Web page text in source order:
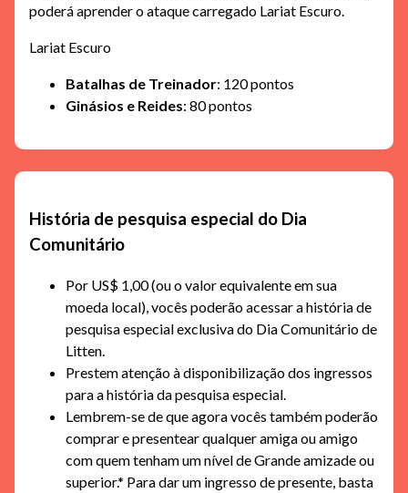
poderá aprender o ataque carregado Lariat Escuro.
Lariat Escuro
Batalhas de Treinador: 120 pontos
Ginásios e Reides: 80 pontos
História de pesquisa especial do Dia
Comunitário
Por US$ 1,00 (ou o valor equivalente em sua
moeda local), vocês poderão acessar a história de
pesquisa especial exclusiva do Dia Comunitário de
Litten.
Prestem atenção à disponibilização dos ingressos
para a história da pesquisa especial.
Lembrem-se de que agora vocês também poderão
comprar e presentear qualquer amiga ou amigo
com quem tenham um nível de Grande amizade ou
superior.* Para dar um ingresso de presente, basta